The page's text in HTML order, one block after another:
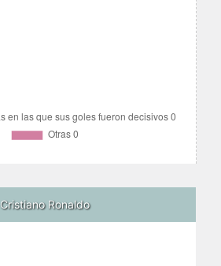
Cristiano Ronaldo